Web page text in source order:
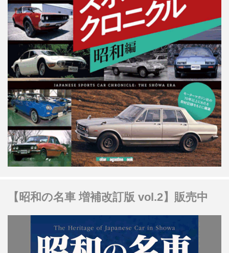
【昭和の名車 増補改訂版 vol.2】販売中